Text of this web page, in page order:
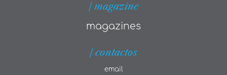
| magazine
magazines
| contactos
email